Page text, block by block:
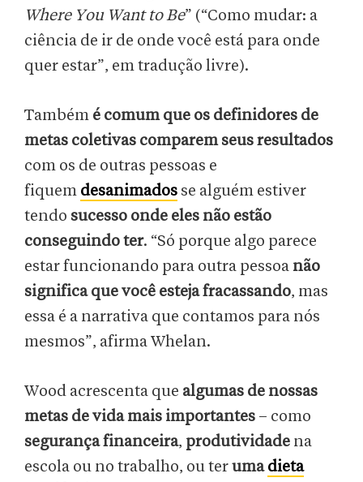
Where You Want to Be” (“Como mudar: a
ciência de ir de onde você está para onde
quer estar”, em tradução livre).
Também é comum que os definidores de
metas coletivas comparem seus resultados
com os de outras pessoas e
fiquem desanimados se alguém estiver
tendo sucesso onde eles não estão
conseguindo ter. “Só porque algo parece
estar funcionando para outra pessoa não
significa que você esteja fracassando, mas
essa é a narrativa que contamos para nós
mesmos”, afirma Whelan.
Wood acrescenta que algumas de nossas
metas de vida mais importantes – como
segurança financeira, produtividade na
escola ou no trabalho, ou terumadieta